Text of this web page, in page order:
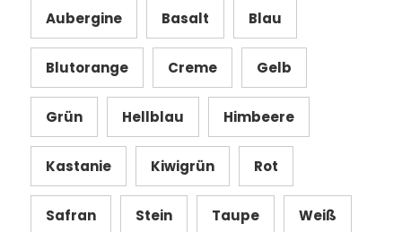
Aubergine Basalt Blau
Blutorange Creme Gelb
Grün Hellblau Himbeere
Kastanie Kiwigrün Rot
Safran Stein Taupe Weiß